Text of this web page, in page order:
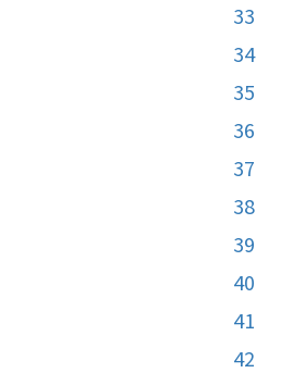
33
34
35
36
37
38
39
40
41
42